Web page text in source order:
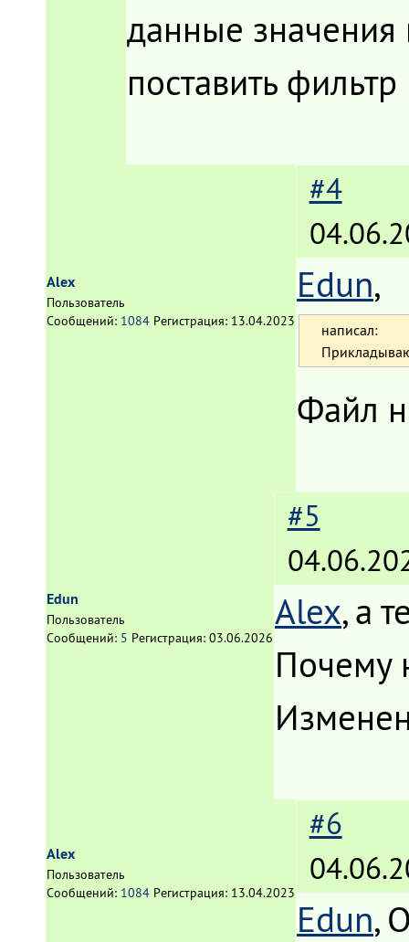
данные значения
поставить
Alex
Пользователь
Сообщений: 1084 Регистрация: 13.04.2023
#4
Edun,
написал:
Файл
Edun
Пользователь
Сообщений: 5 Регистрация: 03.06.2026
#5
Alex, а
Почему
Alex
Пользователь
Сообщений: 1084 Регистрация: 13.04.2023
#6
Edun,